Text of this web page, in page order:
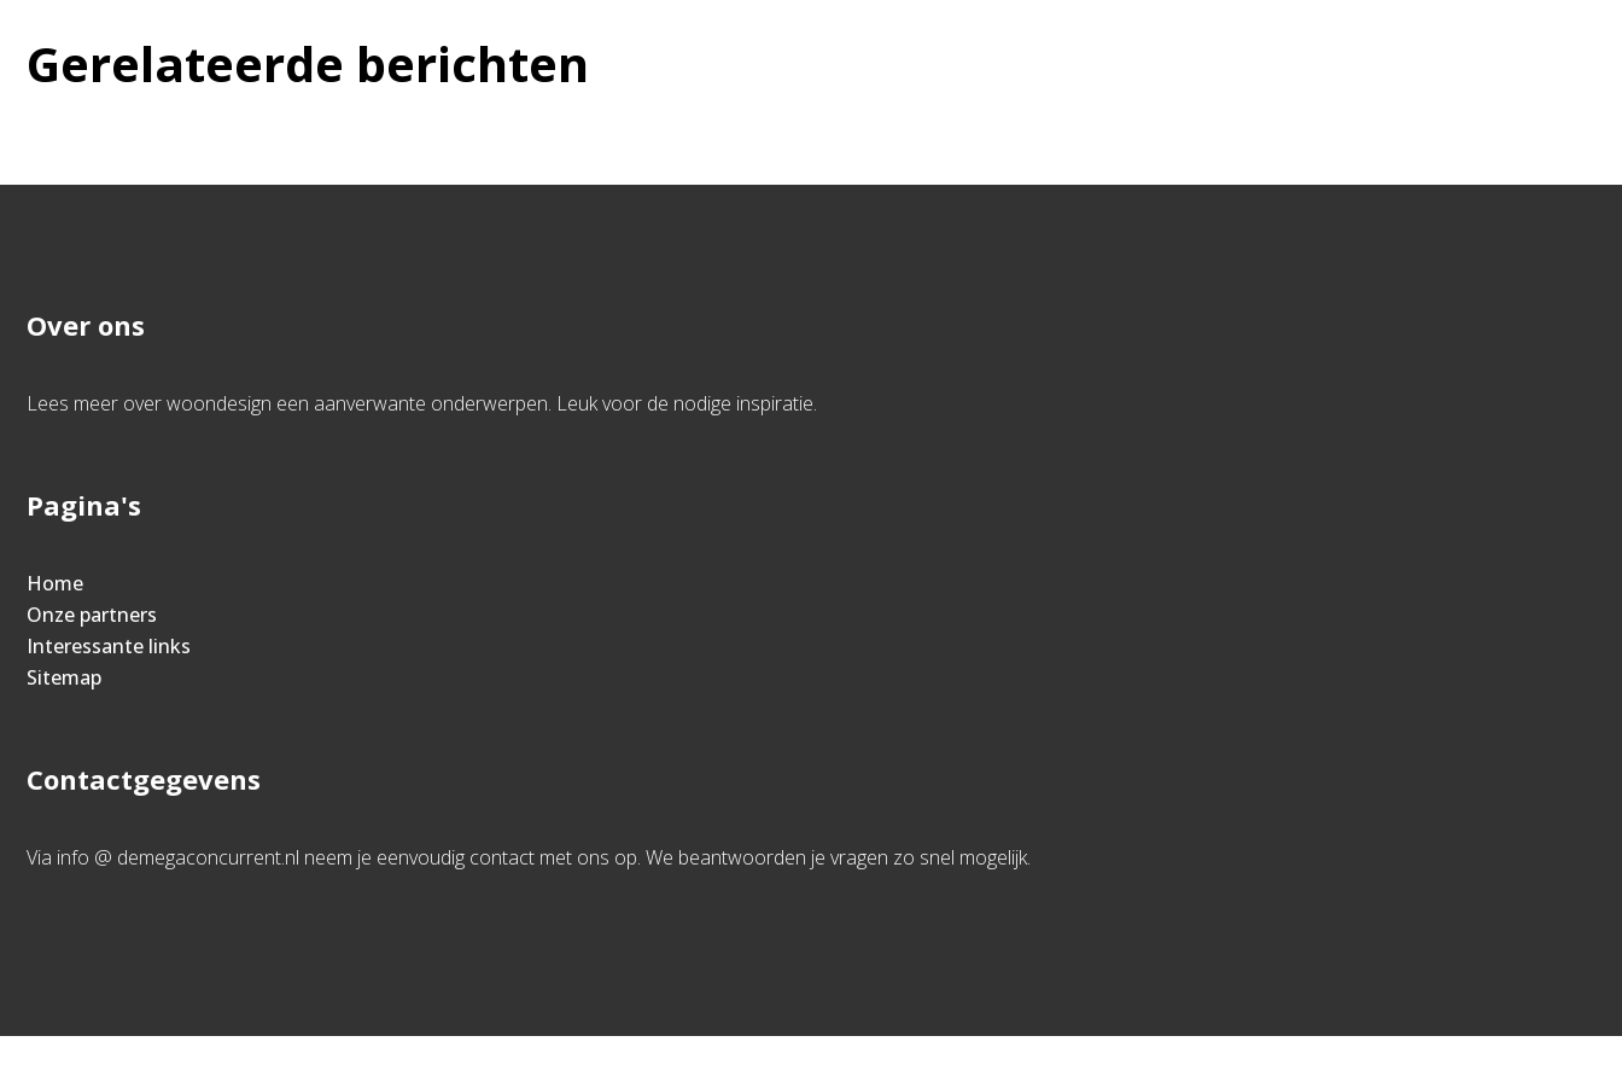
Gerelateerde berichten
Over ons
Lees meer over woondesign een aanverwante onderwerpen. Leuk voor de nodige inspiratie.
Pagina's
Home
Onze partners
Interessante links
Sitemap
Contactgegevens
Via info @ demegaconcurrent.nl neem je eenvoudig contact met ons op. We beantwoorden je vragen zo snel mogelijk.